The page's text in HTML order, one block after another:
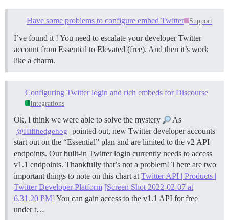
Have some problems to configure embed Twitter Support
I’ve found it ! You need to escalate your developer Twitter
account from Essential to Elevated (free). And then it’s work
like a charm.
Configuring Twitter login and rich embeds for Discourse
Integrations
Ok, I think we were able to solve the mystery As
@Hifihedgehog
pointed out, new Twitter developer accounts
start out on the “Essential” plan and are limited to the v2 API
endpoints. Our built-in Twitter login currently needs to access
v1.1 endpoints. Thankfully that’s not a problem! There are two
important things to note on this chart at Twitter API | Products |
Twitter Developer Platform [Screen Shot 2022-02-07 at
6.31.20 PM] You can gain access to the v1.1 API for free
under t…